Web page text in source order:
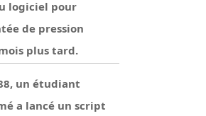
logiciel pour
de pression
plus tard.
un étudiant
a lancé un script